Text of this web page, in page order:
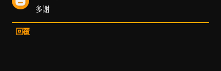
多謝
回覆